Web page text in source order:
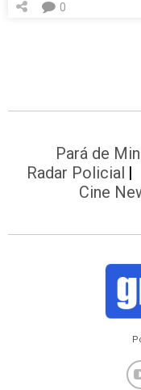
0
Pará de
Radar Policial
Cine